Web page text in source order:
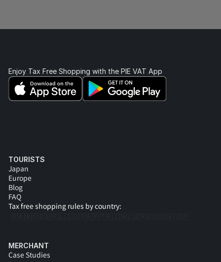
Enjoy Tax Free Shopping with the PIE VAT App
TOURISTS
Japan
Europe
Blog
FAQ
Tax free shopping rules by country:
MERCHANT
Case Studies